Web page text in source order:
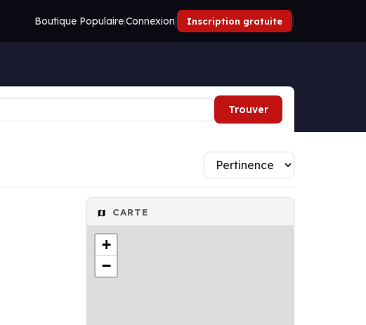
Boutique Populaire|Connexion| Inscription gratuite |
Trouver
CARTE
+
−